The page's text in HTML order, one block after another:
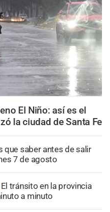
El Niño: así es el
la ciudad de Santa Fe
que saber antes de salir
7 de agosto
El tránsito en la provincia
a minuto